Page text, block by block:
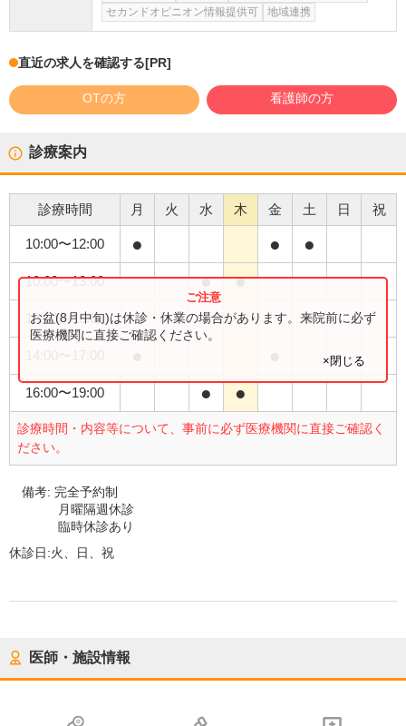
セカンドオピニオン情報提供可
地域連携
直近の求人を確認する[PR]
OTの方 看護師の方
診療案内
診療時間 月 火 水 木 金 土 日 祝
10:00〜12:00 ● ● ●
10:00〜13:00 ● ●
13:00〜15:00 ●
16:00〜19:00 ● ●
診療時間・内容等について、事前に必ず医療機関に直接ご確認く
ださい。
お盆(8月中旬)は休診・休業の場合があります。来院前に必ず
医療機関に直接ご確認ください。
×閉じる
備考: 完全予約制
月曜隔週休診
臨時休診あり
休診日:火、日、祝
医師・施設情報